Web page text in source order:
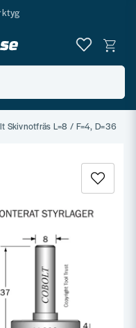
SEK*
för alla
Skivnotfräs L=8 / F=4, D=36